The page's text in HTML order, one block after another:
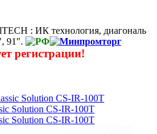
: ИК технология, диагональ
91".
регистрации!